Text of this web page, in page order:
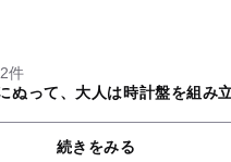
件
ぬって、大人は時計盤を組み
続きをみる